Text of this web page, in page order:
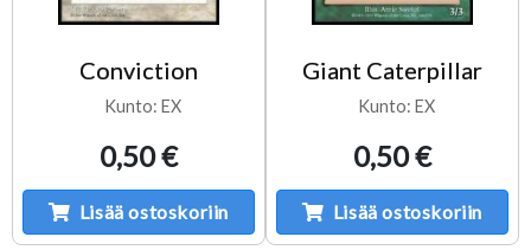
Conviction
Kunto: EX
0,50 €
Lisää ostoskoriin
Giant Caterpillar
Kunto: EX
0,50 €
Lisää ostoskoriin